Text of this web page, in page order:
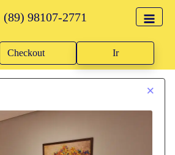
(89) 98107-2771
Ir
×